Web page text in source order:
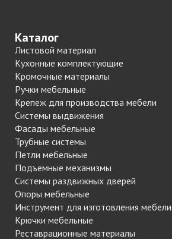
Каталог
Листовой материал
Кухонные комплектующие
Кромочные материалы
Ручки мебельные
Крепеж для производства мебели
Системы выдвижения
Фасады мебельные
Трубные системы
Петли мебельные
Подъемные механизмы
Системы раздвижных дверей
Опоры мебельные
Инструмент для изготовления мебели
Крючки мебельные
Реставрационные материалы